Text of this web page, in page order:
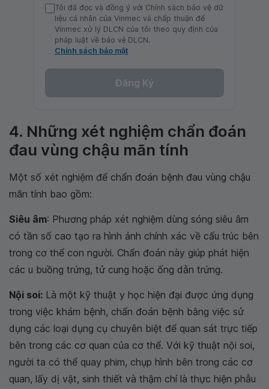
Tôi đã đọc và đồng ý với Chính sách bảo vệ dữ
liệu cá nhân của Vinmec và chấp thuận để
Vinmec xử lý DLCN của tôi theo quy định của
pháp luật về bảo vệ DLCN.
Chính sách bảo mật
Đăng Ký
4. Những xét nghiệm chẩn đoán
đau vùng chậu mãn tính
Một số xét nghiệm để chẩn đoán bệnh đau vùng chậu
mãn tính bao gồm:
Siêu âm: Phương pháp xét nghiệm dùng sóng siêu âm
có tần số cao tạo ra hình ảnh chính xác về cấu trúc bên
trong cơ thể con người. Chẩn đoán này giúp phát hiện
các u buồng trứng, tử cung hoặc ống dẫn trứng.
Nội soi: Là một kỹ thuật y học hiện đại được ứng dụng
trong việc khám bệnh, chẩn đoán bệnh bằng việc sử
dụng các loại dụng cụ chuyên biệt để quan sát trực tiếp
bên trong các cơ quan của cơ thể. Với kỹ thuật nội soi,
người ta có thể quay phim, chụp hình bên trong các cơ
quan, lấy dị vật, sinh thiết và thậm chí là thực hiện phẫu